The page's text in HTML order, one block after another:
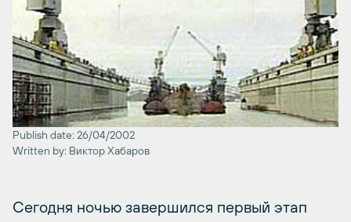
Publish date: 26/04/2002
Written by: Виктор Хабаров
Сегодня ночью завершился первый этап